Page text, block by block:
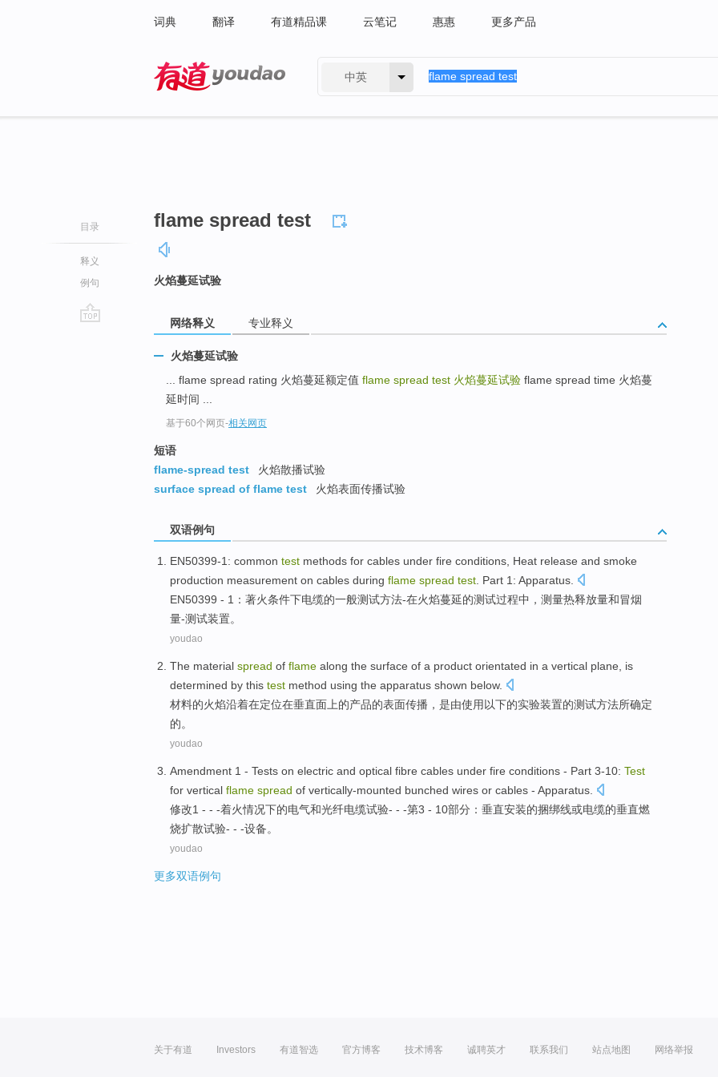
词典 翻译 有道精品课 云笔记 惠惠 更多产品
中英
目录
释义
例句
flame spread test
火焰蔓延试验
网络释义 专业释义
火焰蔓延试验
... flame spread rating 火焰蔓延额定值 flame spread test 火焰蔓延试验 flame spread time 火焰蔓
延时间 ...
基于60个网页-相关网页
短语
flame-spread test
火焰散播试验
surface spread of flame test
火焰表面传播试验
双语例句
EN50399-1: common test methods for cables under fire conditions, Heat release and smoke
production measurement on cables during flame spread test. Part 1: Apparatus.
EN50399 - 1 ：著火条件下电缆的一般测试方法-在火焰蔓延的测试过程中， 测量热释放量和冒烟
量-测试装置。
youdao
The material spread of flame along the surface of a product orientated in a vertical plane
is
determined by this test method using the apparatus shown below.
材料的火焰沿着在定位在垂直面上的产品的表面传播 ， 是由使用 以下的实验装置的测试方法所确定
的。
youdao
Amendment 1 - Tests on electric and optical fibre cables under fire conditions - Part 3-10: Test
for vertical flame spread of vertically-mounted bunched wires or cables - Apparatus.
修改1 - - -着火情况下的电气和光纤电缆试验- - -第3 - 10部分： 垂直安装的捆绑线或电缆的垂直燃
烧扩散试验- - -设备。
youdao
更多双语例句
关于有道 Investors 有道智选 官方博客 技术博客 诚聘英才 联系我们 站点地图 网络举报